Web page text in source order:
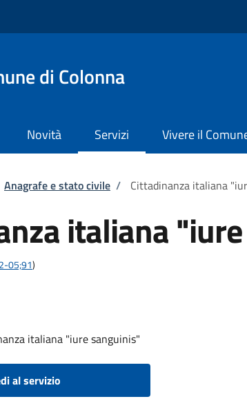
di Colonna
Novità Servizi Vivere il
pane
Anagrafe e stato civile / Cittadinanza italiana
italiana
05;91)
italiana "iure sanguinis"
al servizio